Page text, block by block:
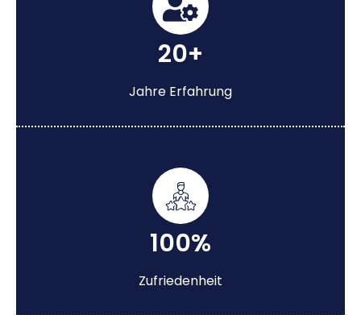
20+
Jahre Erfahrung
100%
Zufriedenheit